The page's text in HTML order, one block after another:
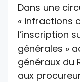
Dans une
« infractions
l’inscription
générales »
généraux du
aux